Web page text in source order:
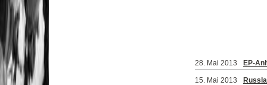
28. Mai 2013 EP-
15. Mai 2013